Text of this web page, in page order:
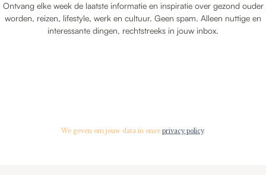
Ontvang elke week de laatste informatie en inspiratie over gezond ouder
worden, reizen, lifestyle, werk en cultuur. Geen spam. Alleen nuttige en
interessante dingen, rechtstreeks in jouw inbox.
We geven om jouw data in onze privacy policy.